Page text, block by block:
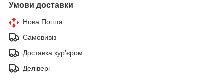
Умови доставки
Нова Пошта
Самовивіз
Доставка кур'єром
Делівері